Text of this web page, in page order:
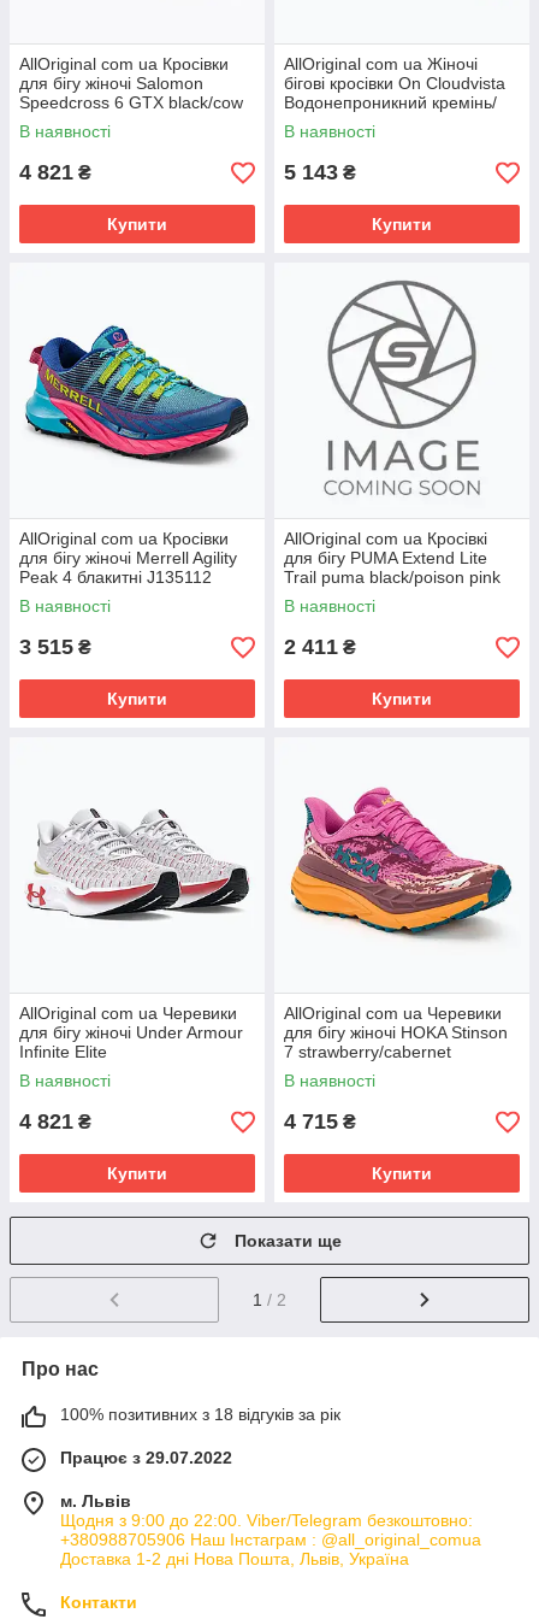
AllOriginal com ua Кросівки
для бігу жіночі Salomon
Speedcross 6 GTX black/cow
hide/faded rose РОЗМІРИ
В наявності
4 821 ₴
Купити
AllOriginal com ua Жіночі
бігові кросівки On Cloudvista
Водонепроникний кремінь/
акай РОЗМІРИ ЗАПИТУЙТЕ
В наявності
5 143 ₴
Купити
AllOriginal com ua Кросівки
для бігу жіночі Merrell Agility
Peak 4 блакитні J135112
РОЗМІРИ ЗАПИТУЙТЕ
В наявності
3 515 ₴
Купити
AllOriginal com ua Кросівкі
для бігу PUMA Extend Lite
Trail puma black/poison pink
РОЗМІРИ ЗАПИТУЙТЕ
В наявності
2 411 ₴
Купити
AllOriginal com ua Черевики
для бігу жіночі Under Armour
Infinite Elite
white/black/metallic gold
РОЗМІРИ
В наявності
4 821 ₴
Купити
AllOriginal com ua Черевики
для бігу жіночі HOKA Stinson
7 strawberry/cabernet
РОЗМІРИ ЗАПИТУЙТЕ
В наявності
4 715 ₴
Купити
Показати ще
1 / 2
Про нас
100% позитивних з 18 відгуків за рік
Працює з 29.07.2022
м. Львів
Щодня з 9:00 до 22:00. Viber/Telegram безкоштовно:
+380988705906 Наш Інстаграм : @all_original_comua
Доставка 1-2 дні Нова Пошта, Львів, Україна
Контакти